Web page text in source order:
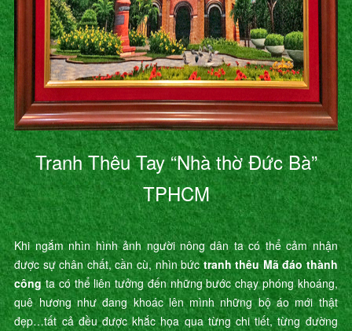
Tranh Thêu Tay “Nhà thờ Đức Bà”
TPHCM
Khi ngắm nhìn hình ảnh người nông dân ta có thể cảm nhận
được sự chân chất, cần cù, nhìn bứctranh thêu Mã đáo thành
côngta có thể liên tưởng đến những bước chạy phóng khoáng,
quê hương như đang khoác lên mình những bộ áo mới thật
đẹp…tất cả đều được khắc họa qua từng chi tiết, từng đường